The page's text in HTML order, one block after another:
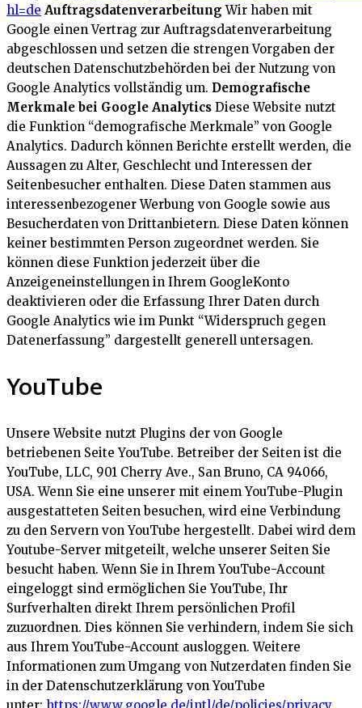
hl=de Auftragsdatenverarbeitung Wir haben mit
Google einen Vertrag zur Auftragsdatenverarbeitung
abgeschlossen und setzen die strengen Vorgaben der
deutschen Datenschutzbehörden bei der Nutzung von
Google Analytics vollständig um. Demografische
Merkmale bei Google Analytics Diese Website nutzt
die Funktion “demografische Merkmale” von Google
Analytics. Dadurch können Berichte erstellt werden, die
Aussagen zu Alter, Geschlecht und Interessen der
Seitenbesucher enthalten. Diese Daten stammen aus
interessenbezogener Werbung von Google sowie aus
Besucherdaten von Drittanbietern. Diese Daten können
keiner bestimmten Person zugeordnet werden. Sie
können diese Funktion jederzeit über die
Anzeigeneinstellungen in Ihrem GoogleKonto
deaktivieren oder die Erfassung Ihrer Daten durch
Google Analytics wie im Punkt “Widerspruch gegen
Datenerfassung” dargestellt generell untersagen.
YouTube
Unsere Website nutzt Plugins der von Google
betriebenen Seite YouTube. Betreiber der Seiten ist die
YouTube, LLC, 901 Cherry Ave., San Bruno, CA 94066,
USA. Wenn Sie eine unserer mit einem YouTube-Plugin
ausgestatteten Seiten besuchen, wird eine Verbindung
zu den Servern von YouTube hergestellt. Dabei wird dem
Youtube-Server mitgeteilt, welche unserer Seiten Sie
besucht haben. Wenn Sie in Ihrem YouTube-Account
eingeloggt sind ermöglichen Sie YouTube, Ihr
Surfverhalten direkt Ihrem persönlichen Profil
zuzuordnen. Dies können Sie verhindern, indem Sie sich
aus Ihrem YouTube-Account ausloggen. Weitere
Informationen zum Umgang von Nutzerdaten finden Sie
in der Datenschutzerklärung von YouTube